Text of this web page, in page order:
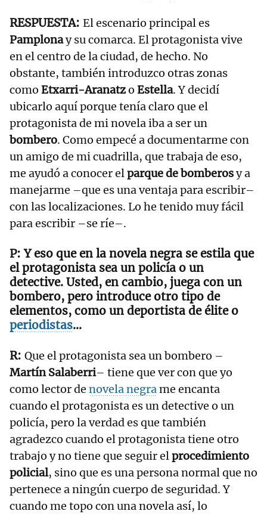
El escenario principal es
Pamplonay su comarca. El protagonista vive
en el centro de la ciudad, de hecho. No
obstante, también introduzco otras zonas
como Etxarri-Aranatzo Estella. Y decidí
ubicarlo aquí porque tenía claro que el
protagonista de mi novela iba a ser un
bombero. Como empecé a documentarme con
un amigo de mi cuadrilla, que trabaja de eso,
me ayudó a conocer elparque de bomberosy a
manejarme –que es una ventaja para escribir–
con las localizaciones. Lo he tenido muy fácil
para escribir –se ríe–.
Y eso que en la novela negra se estila que
el protagonista sea un policía o un
detective. Usted, en cambio, juega con un
bombero, pero introduce otro tipo de
elementos, como un deportista de élite o
periodistas...
Que el protagonista sea un bombero –
Martín Salaberri– tiene que ver con que yo
como lector de novela negrame encanta
cuando el protagonista es un detective o un
policía, pero la verdad es que también
agradezco cuando el protagonista tiene otro
trabajo y no tiene que seguir elprocedimiento
policial, sino que es una persona normal que no
pertenece a ningún cuerpo de seguridad. Y
cuando me topo con una novela así, lo